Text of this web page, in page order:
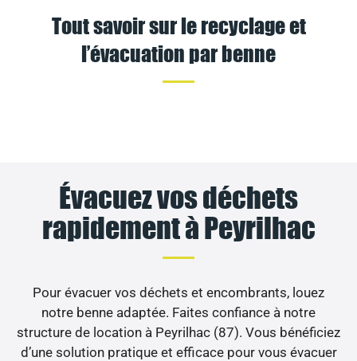
Tout savoir sur le recyclage et
l’évacuation par benne
Évacuez vos déchets
rapidement à Peyrilhac
Pour évacuer vos déchets et encombrants, louez
notre benne adaptée. Faites confiance à notre
structure de location à Peyrilhac (87). Vous bénéficiez
d’une solution pratique et efficace pour vous évacuer